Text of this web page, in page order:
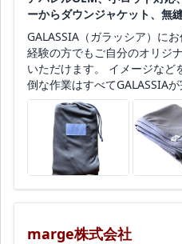
ーからダウンジャケット、無
GALASSIA（ガラッシア）に
経験の方でもご自分のオリジ
いただけます。 イメージなど
倒な作業はすべてGALASSIA
marge株式会社